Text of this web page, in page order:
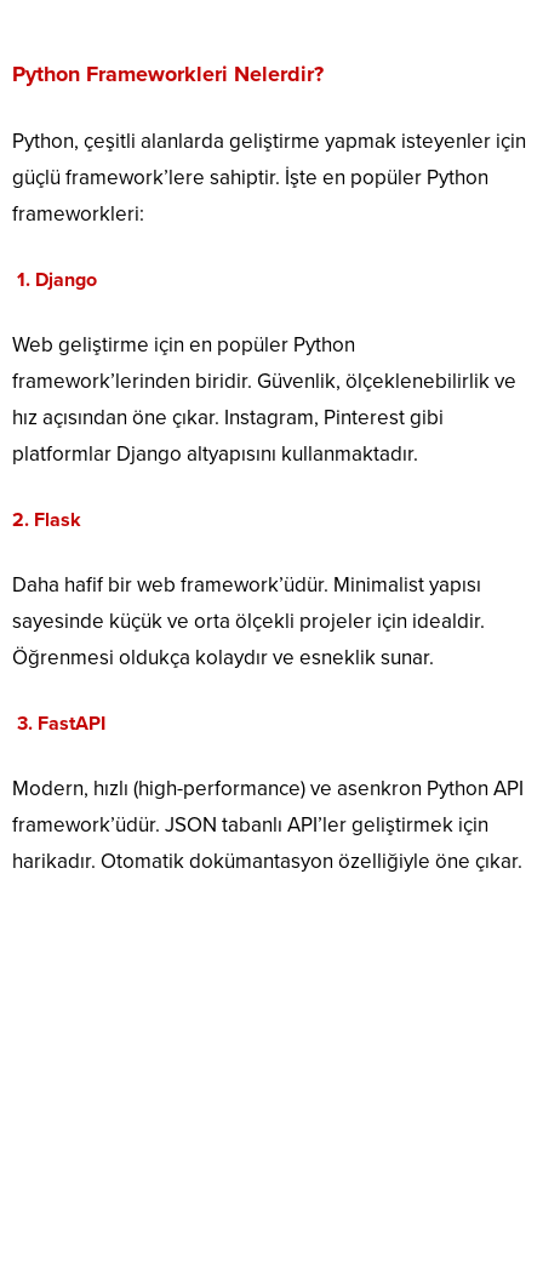
Python Frameworkleri Nelerdir?
Python, çeşitli alanlarda geliştirme yapmak isteyenler için
güçlü framework’lere sahiptir. İşte en popüler Python
frameworkleri:
1. Django
Web geliştirme için en popüler Python
framework’lerinden biridir. Güvenlik, ölçeklenebilirlik ve
hız açısından öne çıkar. Instagram, Pinterest gibi
platformlar Django altyapısını kullanmaktadır.
2. Flask
Daha hafif bir web framework’üdür. Minimalist yapısı
sayesinde küçük ve orta ölçekli projeler için idealdir.
Öğrenmesi oldukça kolaydır ve esneklik sunar.
3. FastAPI
Modern, hızlı (high-performance) ve asenkron Python API
framework’üdür. JSON tabanlı API’ler geliştirmek için
harikadır. Otomatik dokümantasyon özelliğiyle öne çıkar.